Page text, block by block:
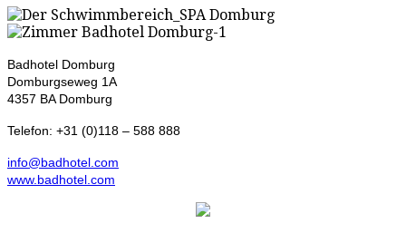
Badhotel Domburg
Domburgseweg 1A
4357 BA Domburg
Telefon: +31 (0)118 – 588 888
info@badhotel.com
www.badhotel.com